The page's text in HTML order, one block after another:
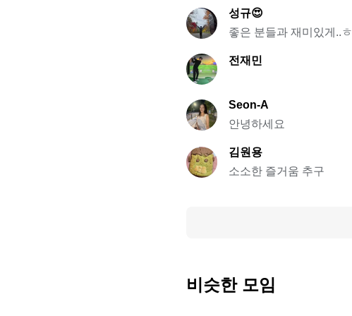
성규😍
좋은 분들과 재미있게..ㅎ
전재민
Seon-A
안녕하세요
김원용
소소한 즐거움 추구
비슷한 모임